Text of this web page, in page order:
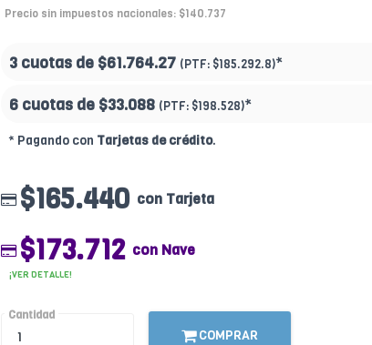
Precio sin impuestos nacionales: $140.737
3 cuotas de $61.764.27 (PTF: $185.292.8)*
6 cuotas de $33.088 (PTF: $198.528)*
* Pagando con Tarjetas de crédito.
$165.440 con Tarjeta
$173.712 con Nave
¡VER DETALLE!
Cantidad
COMPRAR